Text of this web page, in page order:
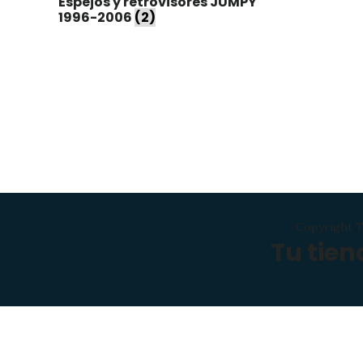
1996-2006 (2)
Copyright
Tu